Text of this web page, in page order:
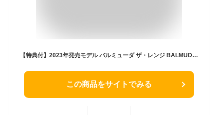
【特典付】2023年発売モデル バルミューダ ザ・レンジ BALMUDA The Range [ステンレス] K09A正規店 電子レンジ オーブンレンジ フラット シンプル おしゃれ ご飯 本体 調理器具 新生活 引っ越し祝い 黒 白◇【あす楽14時まで】P5倍 送料無料
この商品をサイトでみる